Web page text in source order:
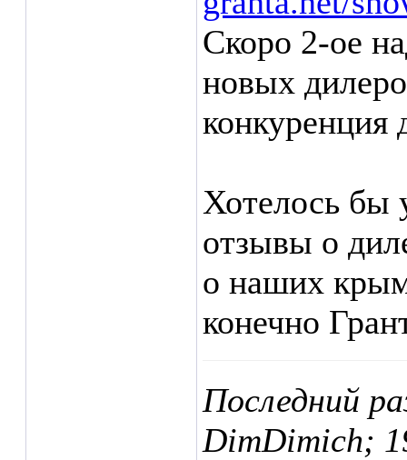
Скоро 2-ое
новых
конкуренция
Хотелось бы
отзывы о
о наших
конечно
Последний
DimDimich;